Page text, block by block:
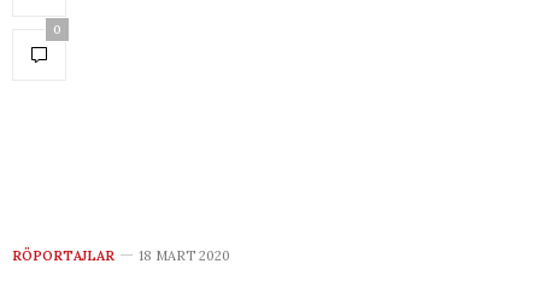
0
RÖPORTAJLAR 18 MART 2020